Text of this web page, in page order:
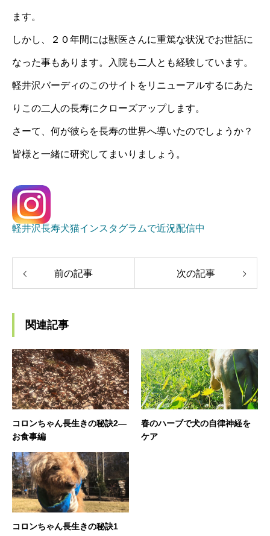
ます。
しかし、２０年間には獣医さんに重篤な状況でお世話に
なった事もあります。入院も二人とも経験しています。
軽井沢バーディのこのサイトをリニューアルするにあた
りこの二人の長寿にクローズアップします。
さーて、何が彼らを長寿の世界へ導いたのでしょうか？
皆様と一緒に研究してまいりましょう。
軽井沢長寿犬猫インスタグラムで近況配信中
前の記事 次の記事
関連記事
コロンちゃん長生きの秘訣2—
お食事編
春のハーブで犬の自律神経を
ケア
コロンちゃん長生きの秘訣1